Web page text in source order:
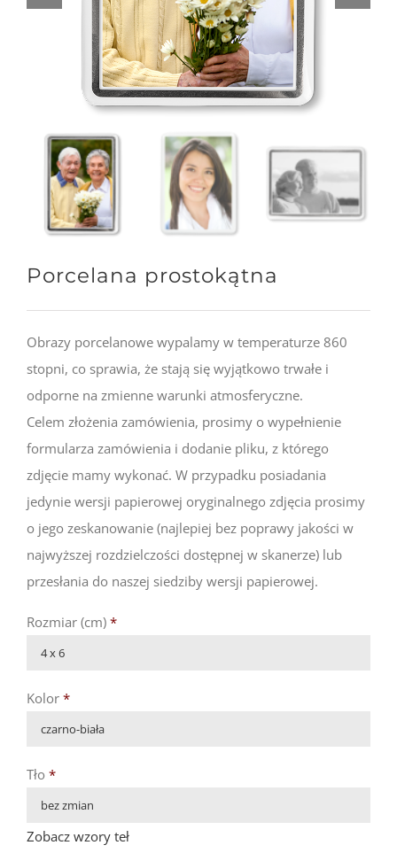
Porcelana prostokątna
Obrazy porcelanowe wypalamy w temperaturze 860
stopni, co sprawia, że stają się wyjątkowo trwałe i
odporne na zmienne warunki atmosferyczne.
Celem złożenia zamówienia, prosimy o wypełnienie
formularza zamówienia i dodanie pliku, z którego
zdjęcie mamy wykonać. W przypadku posiadania
jedynie wersji papierowej oryginalnego zdjęcia prosimy
o jego zeskanowanie (najlepiej bez poprawy jakości w
najwyższej rozdzielczości dostępnej w skanerze) lub
przesłania do naszej siedziby wersji papierowej.
Rozmiar (cm) *
Kolor *
Tło *
Zobacz wzory teł